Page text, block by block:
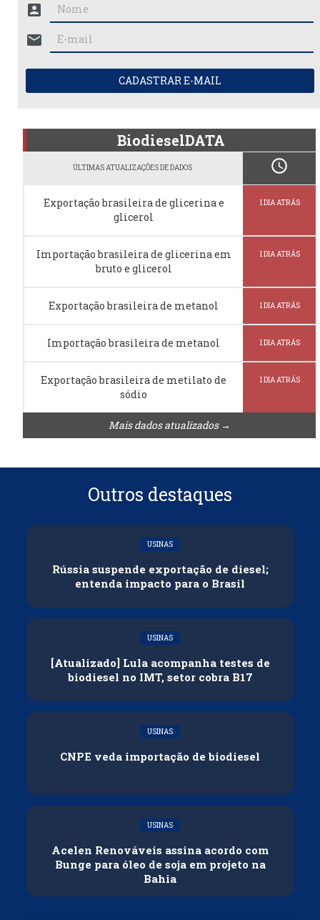
account_box
mail
CADASTRAR E-MAIL
BiodieselDATA
ÚLTIMAS ATUALIZAÇÕES DE DADOS schedule
Exportação brasileira de glicerina e
glicerol
1 DIA ATRÁS
Importação brasileira de glicerina em
bruto e glicerol
1 DIA ATRÁS
Exportação brasileira de metanol 1 DIA ATRÁS
Importação brasileira de metanol 1 DIA ATRÁS
Exportação brasileira de metilato de
sódio
1 DIA ATRÁS
Mais dados atualizados →
Outros destaques
USINAS
Rússia suspende exportação de diesel;
entenda impacto para o Brasil
USINAS
[Atualizado] Lula acompanha testes de
biodiesel no IMT, setor cobra B17
USINAS
CNPE veda importação de biodiesel
USINAS
Acelen Renováveis assina acordo com
Bunge para óleo de soja em projeto na
Bahia